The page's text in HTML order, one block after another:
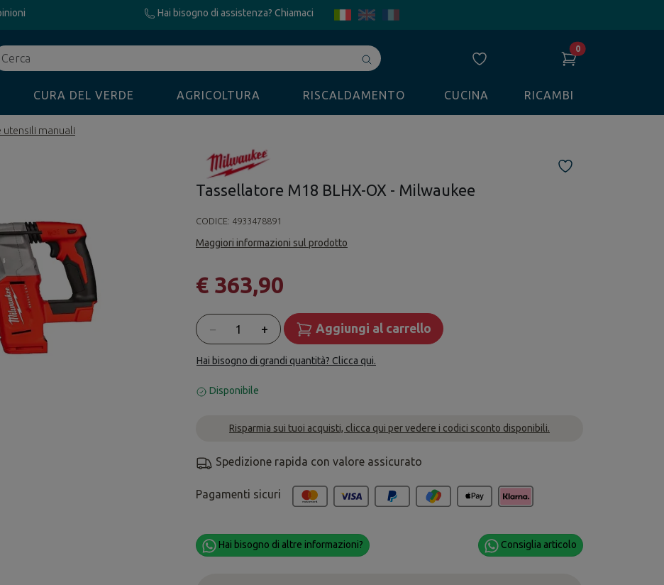
Hai bisogno di assistenza? Chiamaci
Avvia
ricerca
0
CURA DEL VERDE AGRICOLTURA RISCALDAMENTO CUCINA RICAMBI
utensili manuali
Tassellatore M18 BLHX-OX - Milwaukee
CODICE: 4933478891
Maggiori informazioni sul prodotto
€ 363,90
Quantità
− + Aggiungi al carrello
Hai bisogno di grandi quantità? Clicca qui.
Disponibile
Risparmia sui tuoi acquisti, clicca qui per vedere i codici sconto disponibili.
Spedizione rapida con valore assicurato
Pagamenti sicuri
Hai bisogno di altre informazioni? Consiglia articolo